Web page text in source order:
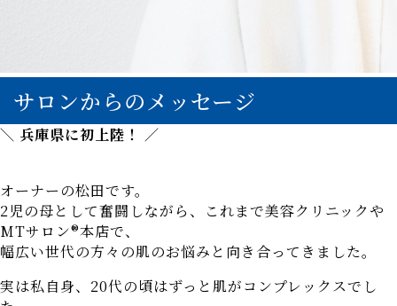
サロンからのメッセージ
＼ 兵庫県に初上陸！ ／
オーナーの松田です。
2児の母として奮闘しながら、これまで美容クリニックや
MTサロン®本店で、
幅広い世代の方々の肌のお悩みと向き合ってきました。
実は私自身、20代の頃はずっと肌がコンプレックスでし